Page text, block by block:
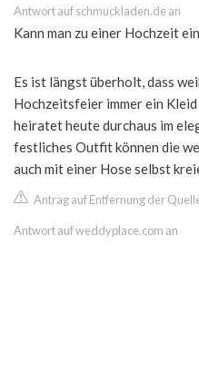
Antwort auf schmuckladen.de an
Kann man zu einer Hochzeit
Es ist längst überholt, dass
Hochzeitsfeier immer ein
heiratet heute durchaus im
festliches Outfit können die
auch mit einer Hose selbst
Antrag auf Entfernung der
Antwort auf weddyplace.com an